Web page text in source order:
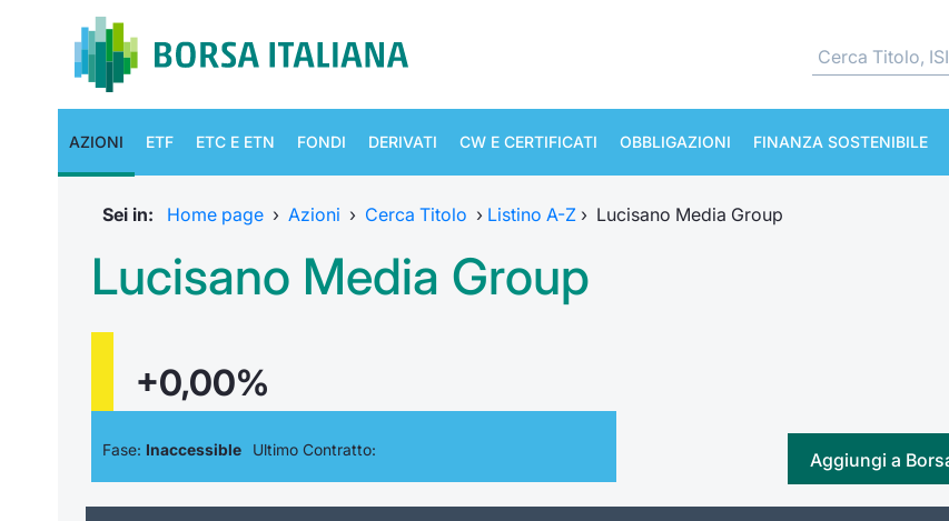
AZIONI ETF ETC E ETN FONDI DERIVATI CW E CERTIFICATI OBBLIGAZIONI FINANZA SOSTENIBILE
Sei in: Home page › Azioni › Cerca Titolo › Listino A-Z › Lucisano Media Group
Lucisano Media Group
+0,00%
Fase: Inaccessible Ultimo Contratto: Aggiungi a